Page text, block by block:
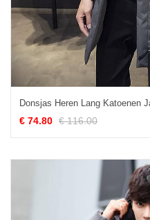
€ 74.80 € 116.00